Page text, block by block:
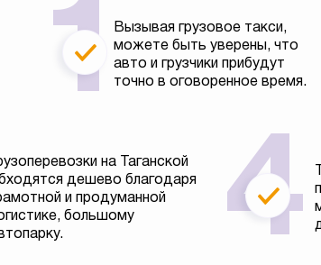
Вызывая грузовое такси,
можете быть уверены, что
авто и грузчики прибудут
точно в оговоренное время.
на Таганской
дешево благодаря
и продуманной
большому